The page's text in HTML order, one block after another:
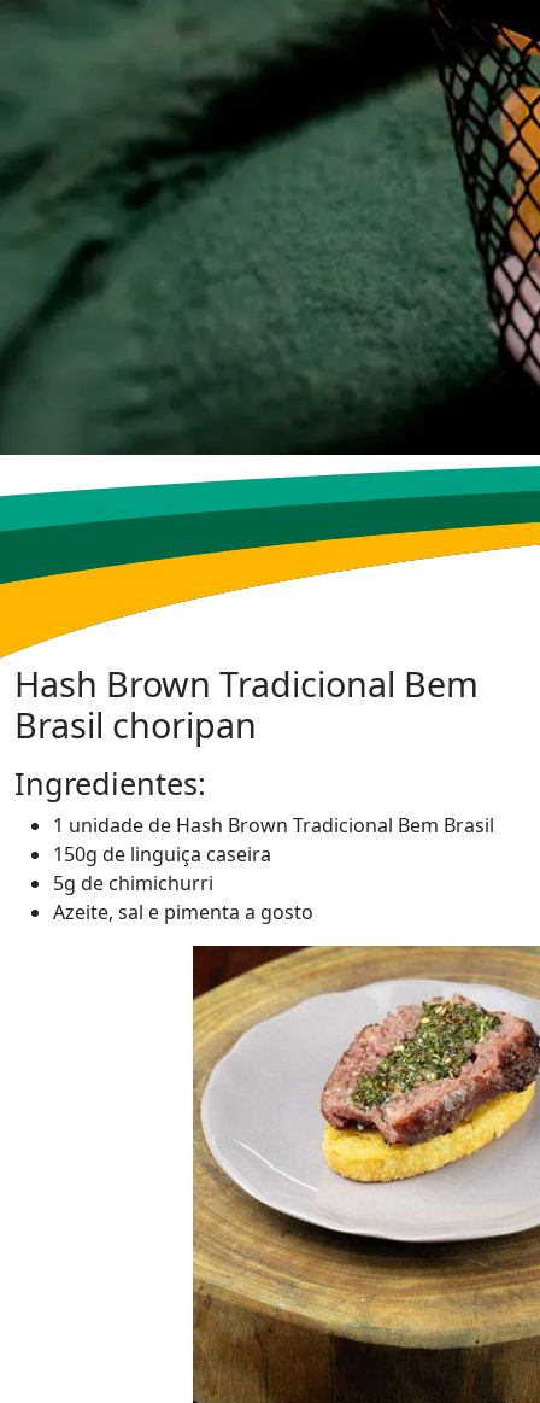
Hash Brown Tradicional Bem
Brasil choripan
Ingredientes:
1 unidade de Hash Brown Tradicional Bem Brasil
150g de linguiça caseira
5g de chimichurri
Azeite, sal e pimenta a gosto